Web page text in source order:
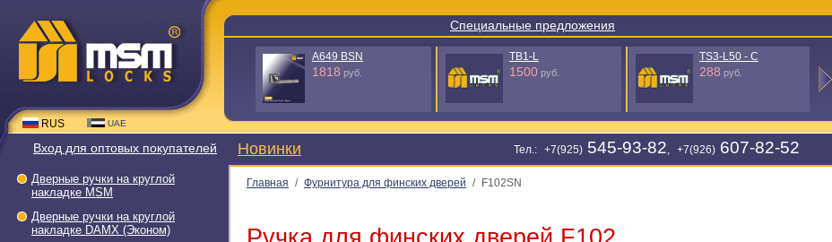
RUS UAE
Специальные предложения
A649 BSN
1818 руб.
TB1-L
1500 руб.
TS3-L50 - C
288 руб.
Вход для оптовых покупателей
Дверные ручки на круглой
накладке МSМ
Дверные ручки на круглой
накладке DAMX (Эконом)
Новинки Тел.: +7(925) 545-93-82, +7(926) 607-82-52
Главная / Фурнитура для финских дверей / F102SN